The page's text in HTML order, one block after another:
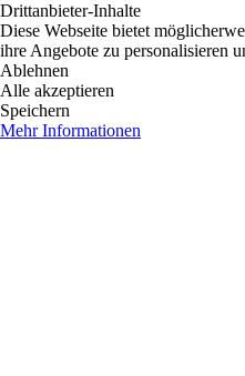
Drittanbieter-Inhalte
Diese Webseite bietet
ihre Angebote zu personalisieren
Ablehnen
Alle akzeptieren
Speichern
Mehr Informationen